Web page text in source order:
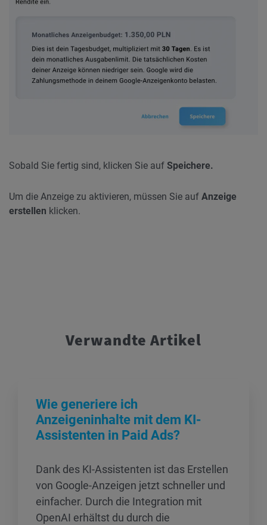
Sobald Sie fertig sind, klicken Sie auf Speichere.
Um die Anzeige zu aktivieren, müssen Sie auf Anzeige
erstellen klicken.
Verwandte Artikel
Wie generiere ich
Anzeigeninhalte mit dem KI-
Assistenten in Paid Ads?
Dank des KI-Assistenten ist das Erstellen
von Google-Anzeigen jetzt schneller und
einfacher. Durch die Integration mit
OpenAI erhältst du durch die